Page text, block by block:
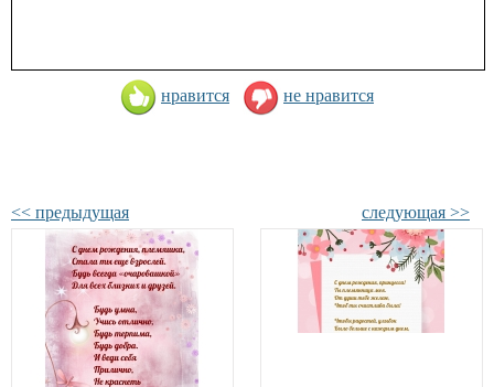
нравится не нравится
<< предыдущая следующая >>